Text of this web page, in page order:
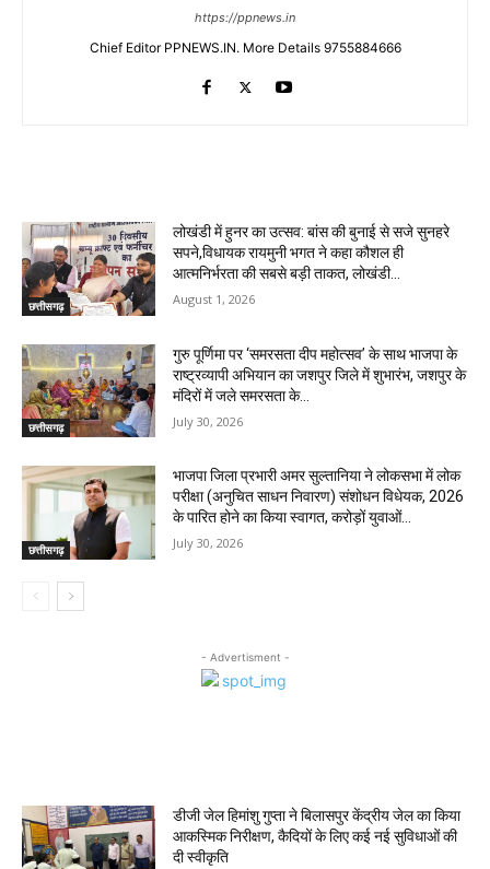
https://ppnews.in
Chief Editor PPNEWS.IN. More Details 9755884666
छत्तीसगढ़
लोखंडी में हुनर का उत्सव: बांस की बुनाई से सजे सुनहरे
सपने,विधायक रायमुनी भगत ने कहा कौशल ही
आत्मनिर्भरता की सबसे बड़ी ताकत, लोखंडी...
August 1, 2026
छत्तीसगढ़
गुरु पूर्णिमा पर ‘समरसता दीप महोत्सव’ के साथ भाजपा के
राष्ट्रव्यापी अभियान का जशपुर जिले में शुभारंभ, जशपुर के
मंदिरों में जले समरसता के...
July 30, 2026
छत्तीसगढ़
भाजपा जिला प्रभारी अमर सुल्तानिया ने लोकसभा में लोक
परीक्षा (अनुचित साधन निवारण) संशोधन विधेयक, 2026
के पारित होने का किया स्वागत, करोड़ों युवाओं...
July 30, 2026
- Advertisment -
डीजी जेल हिमांशु गुप्ता ने बिलासपुर केंद्रीय जेल का किया
आकस्मिक निरीक्षण, कैदियों के लिए कई नई सुविधाओं की
दी स्वीकृति